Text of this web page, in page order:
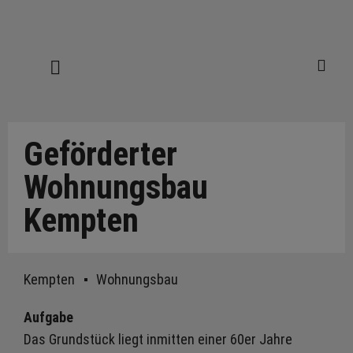
Geförderter
Wohnungsbau
Kempten
Kempten Wohnungsbau
Aufgabe
Das Grundstück liegt inmitten einer 60er Jahre